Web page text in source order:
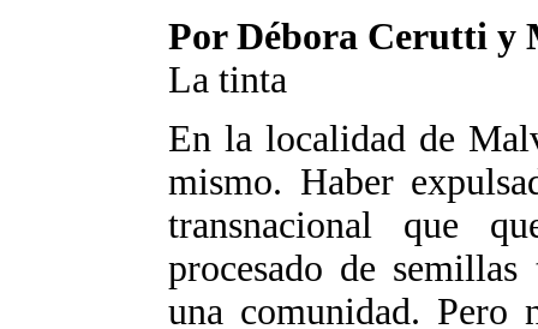
Por Débora Cerutti y
La tinta
En la localidad de
mismo. Haber
transnacional que
procesado de
una comunidad. Pero